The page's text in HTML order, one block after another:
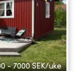
- 7000 SEK/uke